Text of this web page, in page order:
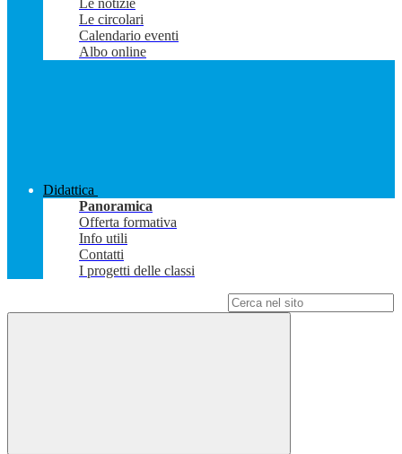
Le notizie
Le circolari
Calendario eventi
Albo online
Didattica
Panoramica
Offerta formativa
Info utili
Contatti
I progetti delle classi